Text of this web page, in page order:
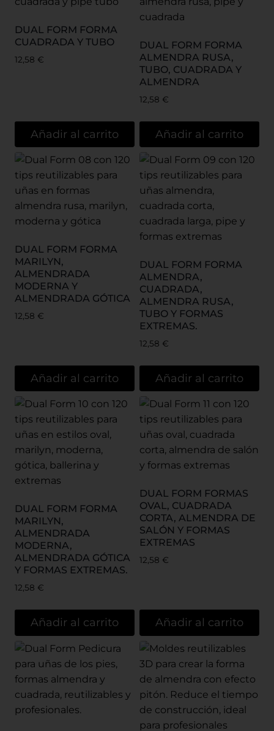
DUAL FORM FORMA
CUADRADA Y TUBO
12,58 €
Añadir al carrito
DUAL FORM FORMA
ALMENDRA RUSA,
TUBO, CUADRADA Y
ALMENDRA
12,58 €
Añadir al carrito
DUAL FORM FORMA
MARILYN,
ALMENDRADA
MODERNA Y
ALMENDRADA GÓTICA
12,58 €
Añadir al carrito
DUAL FORM FORMA
ALMENDRA,
CUADRADA,
ALMENDRA RUSA,
TUBO Y FORMAS
EXTREMAS.
12,58 €
Añadir al carrito
DUAL FORM FORMA
MARILYN,
ALMENDRADA
MODERNA,
ALMENDRADA GÓTICA
Y FORMAS EXTREMAS.
12,58 €
Añadir al carrito
DUAL FORM FORMAS
OVAL, CUADRADA
CORTA, ALMENDRA DE
SALÓN Y FORMAS
EXTREMAS
12,58 €
Añadir al carrito